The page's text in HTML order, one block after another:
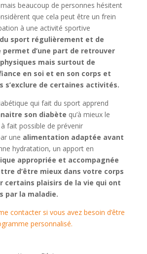
beaucoup de personnes hésitent
que cela peut être un frein
à une activité sportive
sport régulièrement et de
d’une part de retrouver
mais surtout de
en soi et en son corps et
s’exclure de certaines activités.
qui fait du sport apprend
son diabète qu’à mieux le
fait possible de prévenir
une alimentation adaptée avant
hydratation, un apport en
appropriée et accompagnée
d’être mieux dans votre corps
certains plaisirs de la vie qui ont
par la maladie.
contacter si vous avez besoin d’être
personnalisé.